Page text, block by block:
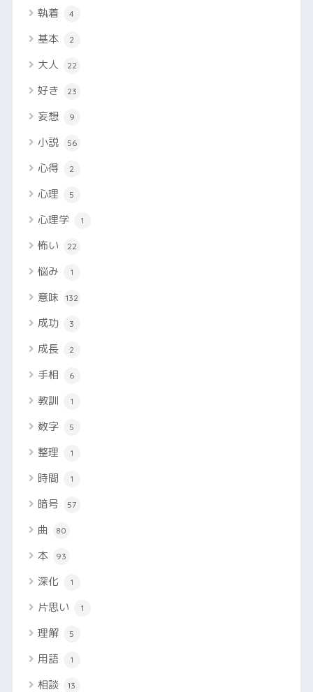
執着 4
基本 2
大人 22
好き 23
妄想 9
小説 56
心得 2
心理 5
心理学 1
怖い 22
悩み 1
意味 132
成功 3
成長 2
手相 6
教訓 1
数字 5
整理 1
時間 1
暗号 57
曲 80
本 93
深化 1
片思い 1
理解 5
用語 1
相談 13